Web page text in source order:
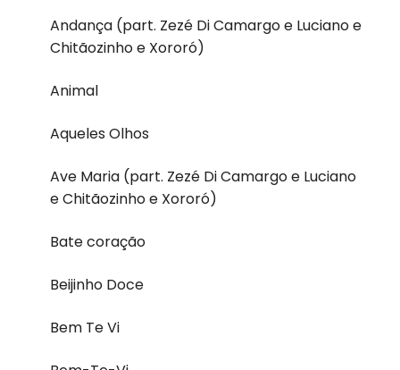
Andança (part. Zezé Di Camargo e Luciano e
Chitãozinho e Xororó)
Animal
Aqueles Olhos
Ave Maria (part. Zezé Di Camargo e Luciano
e Chitãozinho e Xororó)
Bate coração
Beijinho Doce
Bem Te Vi